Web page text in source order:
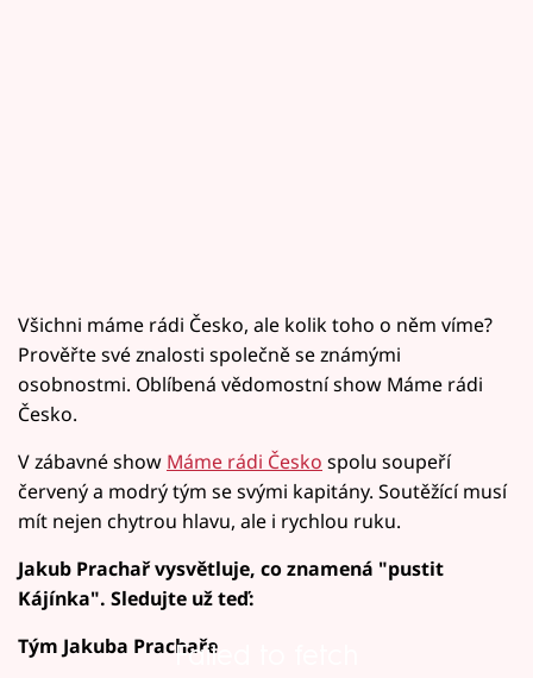
Všichni máme rádi Česko, ale kolik toho o něm víme?
Prověřte své znalosti společně se známými
osobnostmi. Oblíbená vědomostní show Máme rádi
Česko.
V zábavné show Máme rádi Česko spolu soupeří
červený a modrý tým se svými kapitány. Soutěžící musí
mít nejen chytrou hlavu, ale i rychlou ruku.
Jakub Prachař vysvětluje, co znamená "pustit
Kájínka". Sledujte už teď:
Failed to fetch
Tým Jakuba Prachaře